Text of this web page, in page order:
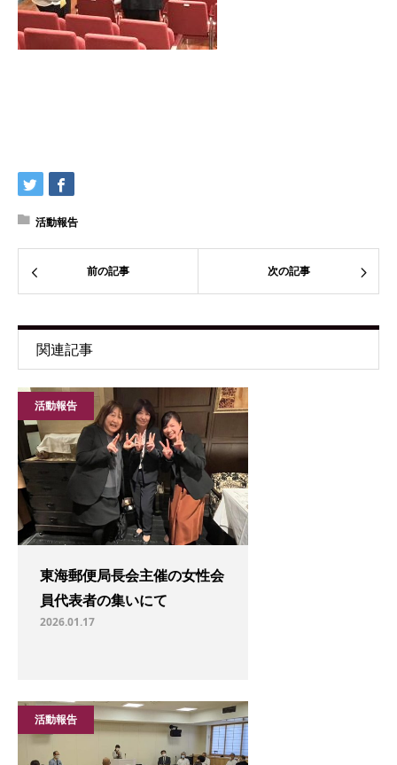
活動報告
前の記事 次の記事
関連記事
東海郵便局長会主催の女性会
員代表者の集いにて
2026.01.17
活動報告
活動報告